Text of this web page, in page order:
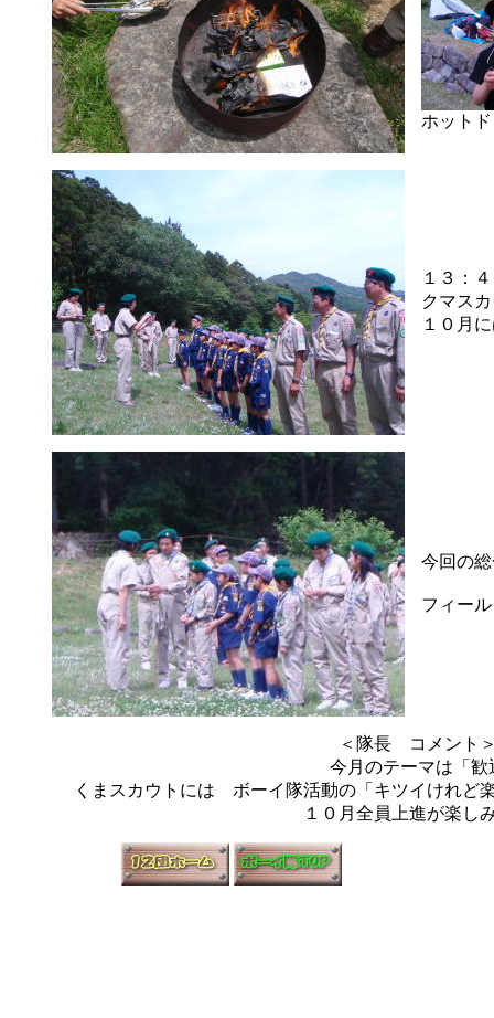
ホット
１３：
クマス
１０月
今回の
フィー
＜隊長 コメン
今月のテーマは「歓
くまスカウトには ボーイ隊活動の「キツイけれど
１０月全員上進が楽し